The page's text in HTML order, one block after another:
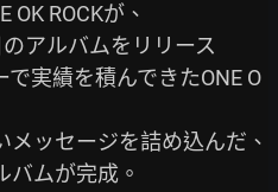
ROCKが、
アルバムをリリース
実績を積んできたONE O
ッセージを詰め込んだ、
バムが完成。